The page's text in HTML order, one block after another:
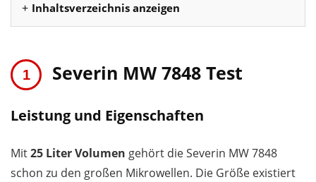
Inhaltsverzeichnis anzeigen
Severin MW 7848 Test
Leistung und Eigenschaften
Mit25 Liter Volumen gehört die Severin MW 7848
schon zu den großen Mikrowellen. Die Größe existiert